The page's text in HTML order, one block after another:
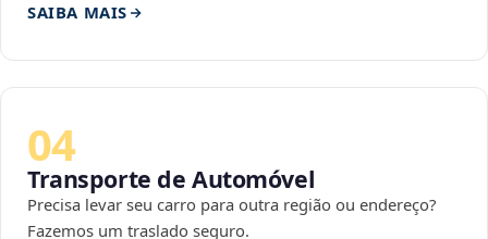
SAIBA MAIS
04
Transporte de Automóvel
Precisa levar seu carro para outra região ou endereço?
Fazemos um traslado seguro.